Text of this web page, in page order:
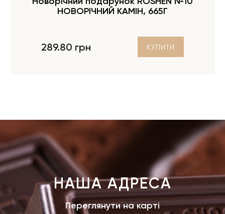
НОВОРІЧНИЙ КАМІН, 665Г
289.80 грн КУПИТИ
НАША АДРЕСА
Переглянути на карті